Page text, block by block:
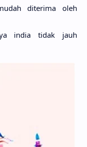
diterima oleh
india tidak jauh